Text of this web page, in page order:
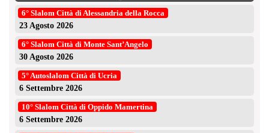
6° Slalom Città di Alessandria della Rocca
23 Agosto 2026
6° Slalom Città di Monte Sant’Angelo
30 Agosto 2026
5° Autoslalom Città di Ucria
6 Settembre 2026
10° Slalom Città di Oppido Mamertina
6 Settembre 2026